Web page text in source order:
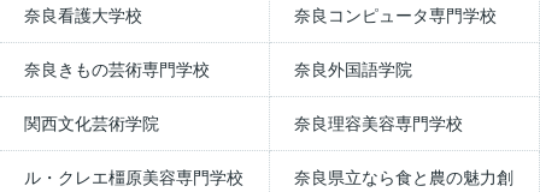
奈良看護大学校 奈良コンピュータ専門学校
奈良きもの芸術専門学校 奈良外国語学院
関西文化芸術学院 奈良理容美容専門学校
ル・クレエ橿原美容専門学校
奈良県立なら食と農の魅力創